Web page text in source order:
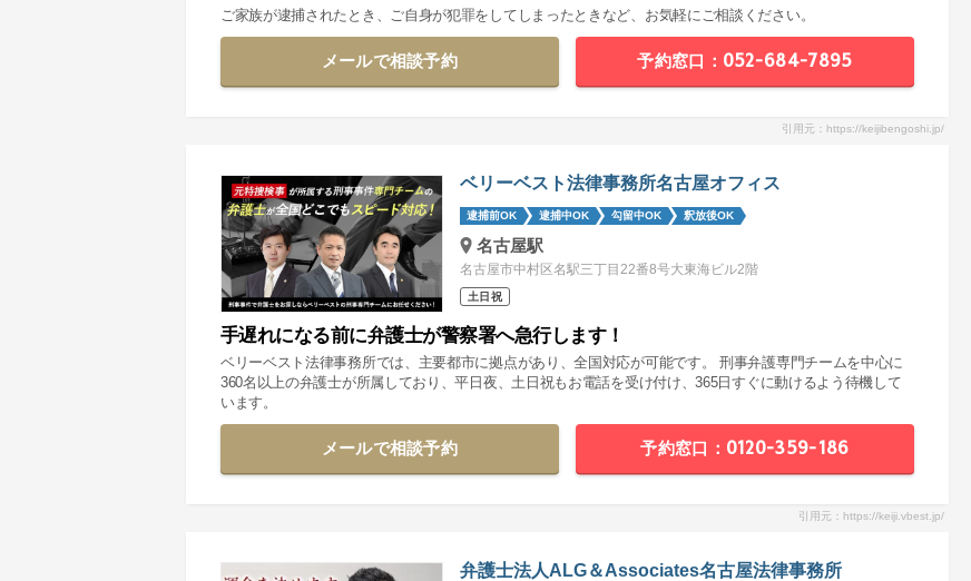
ご家族が逮捕されたとき、ご自身が犯罪をしてしまったときなど、お気軽にご相談ください。
メールで相談予約 予約窓口：052-684-7895
引用元：https://keijibengoshi.jp/
ベリーベスト法律事務所名古屋オフィス
逮捕前OK 逮捕中OK 勾留中OK 釈放後OK
名古屋駅
名古屋市中村区名駅三丁目22番8号大東海ビル2階
土日祝
手遅れになる前に弁護士が警察署へ急行します！
ベリーベスト法律事務所では、主要都市に拠点があり、全国対応が可能です。 刑事弁護専門チームを中心に
360名以上の弁護士が所属しており、平日夜、土日祝もお電話を受け付け、365日すぐに動けるよう待機して
います。
メールで相談予約 予約窓口：0120-359-186
引用元：https://keiji.vbest.jp/
弁護士法人ALG＆Associates名古屋法律事務所